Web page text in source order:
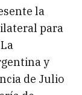
la
para
y
de Julio